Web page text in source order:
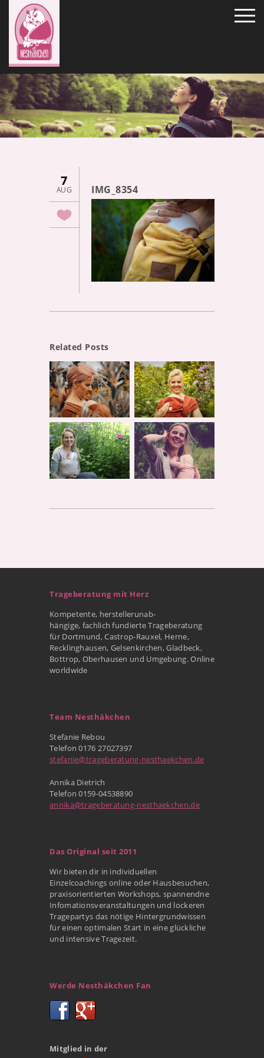
7
AUG IMG_8354
Related Posts
Trageberatung mit Herz
Kompetente, herstellerunab-
hängige, fachlich fundierte Trageberatung
für Dortmund, Castrop-Rauxel, Herne,
Recklinghausen, Gelsenkirchen, Gladbeck,
Bottrop, Oberhausen und Umgebung. Online
worldwide
Team Nesthäkchen
Stefanie Rebou
Telefon 0176 27027397
stefanie@trageberatung-nesthaekchen.de
Annika Dietrich
Telefon 0159-04538890
annika@trageberatung-nesthaekchen.de
Das Original seit 2011
Wir bieten dir in individuellen
Einzelcoachings online oder Hausbesuchen,
praxisorientierten Workshops, spannendne
Infomationsveranstaltungen und lockeren
Tragepartys das nötige Hintergrundwissen
für einen optimalen Start in eine glückliche
und intensive Tragezeit.
Werde Nesthäkchen Fan
Mitglied in der